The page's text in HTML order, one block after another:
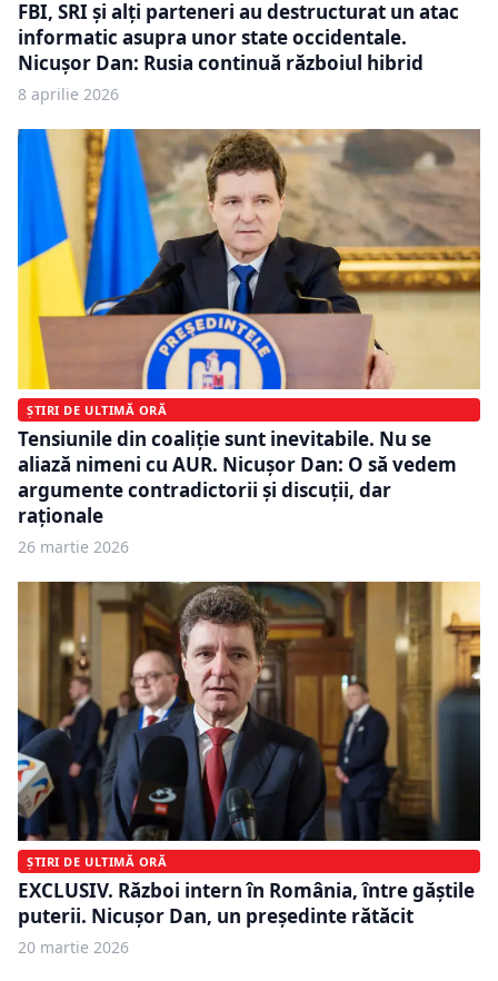
FBI, SRI și alți parteneri au destructurat un atac
informatic asupra unor state occidentale.
Nicușor Dan: Rusia continuă războiul hibrid
8 aprilie 2026
ȘTIRI DE ULTIMĂ ORĂ
Tensiunile din coaliție sunt inevitabile. Nu se
aliază nimeni cu AUR. Nicușor Dan: O să vedem
argumente contradictorii și discuții, dar
raționale
26 martie 2026
ȘTIRI DE ULTIMĂ ORĂ
EXCLUSIV. Război intern în România, între găștile
puterii. Nicușor Dan, un președinte rătăcit
20 martie 2026